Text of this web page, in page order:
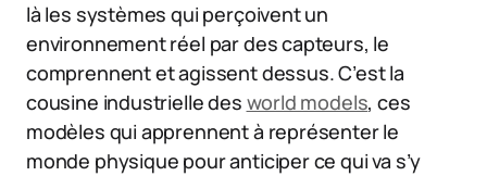
là les systèmes qui perçoivent un
environnement réel par des capteurs, le
comprennent et agissent dessus. C’est la
cousine industrielle des world models, ces
modèles qui apprennent à représenter le
monde physique pour anticiper ce qui va s’y